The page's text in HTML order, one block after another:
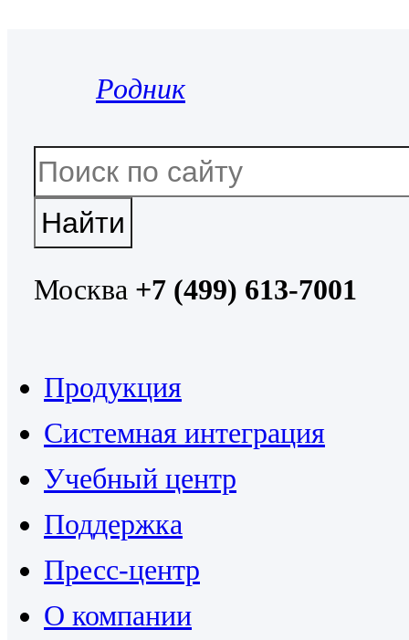
Родник
Москва +7 (499) 613-7001
Продукция
Системная интеграция
Учебный центр
Поддержка
Пресс-центр
О компании